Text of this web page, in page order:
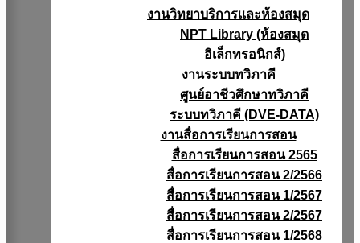
งานวิทยาบริการเเละห้องสมุด
NPT Library (ห้องสมุด
อิเล็กทรอนิกส์)
งานระบบทวิภาคี
ศูนย์อาชีวศึกษาทวิภาคี
ระบบทวิภาคี (DVE-DATA)
งานสื่อการเรียนการสอน
สื่อการเรียนการสอน 2565
สื่อการเรียนการสอน 2/2566
สื่อการเรียนการสอน 1/2567
สื่อการเรียนการสอน 2/2567
สื่อการเรียนการสอน 1/2568